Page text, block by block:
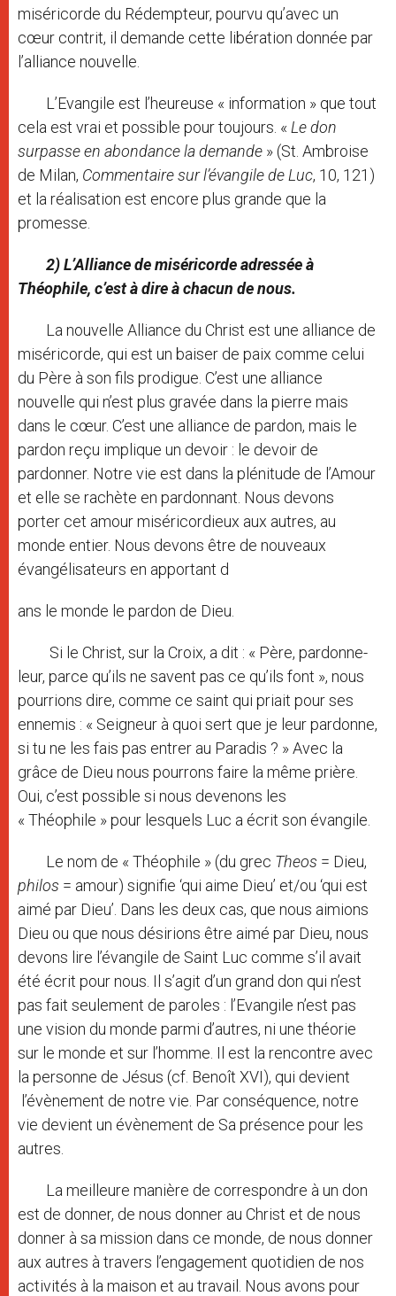
miséricorde du Rédempteur, pourvu qu’avec un
cœur contrit, il demande cette libération donnée par
l’alliance nouvelle.
L’Evangile est l’heureuse « information » que tout
cela est vrai et possible pour toujours. « Le don
surpasse en abondance la demande » (St. Ambroise
de Milan, Commentaire sur l’évangile de Luc, 10, 121)
et la réalisation est encore plus grande que la
promesse.
2) L’Alliance de miséricorde adressée à
Théophile, c’est à dire à chacun de nous.
La nouvelle Alliance du Christ est une alliance de
miséricorde, qui est un baiser de paix comme celui
du Père à son fils prodigue. C’est une alliance
nouvelle qui n’est plus gravée dans la pierre mais
dans le cœur. C’est une alliance de pardon, mais le
pardon reçu implique un devoir : le devoir de
pardonner. Notre vie est dans la plénitude de l’Amour
et elle se rachète en pardonnant. Nous devons
porter cet amour miséricordieux aux autres, au
monde entier. Nous devons être de nouveaux
évangélisateurs en apportant d
ans le monde le pardon de Dieu.
Si le Christ, sur la Croix, a dit : « Père, pardonne-
leur, parce qu’ils ne savent pas ce qu’ils font », nous
pourrions dire, comme ce saint qui priait pour ses
ennemis : « Seigneur à quoi sert que je leur pardonne,
si tu ne les fais pas entrer au Paradis ? » Avec la
grâce de Dieu nous pourrons faire la même prière.
Oui, c’est possible si nous devenons les
« Théophile » pour lesquels Luc a écrit son évangile.
Le nom de « Théophile » (du grec Theos = Dieu,
philos = amour) signifie ‘qui aime Dieu’ et/ou ‘qui est
aimé par Dieu’. Dans les deux cas, que nous aimions
Dieu ou que nous désirions être aimé par Dieu, nous
devons lire l’évangile de Saint Luc comme s’il avait
été écrit pour nous. Il s’agit d’un grand don qui n’est
pas fait seulement de paroles : l’Evangile n’est pas
une vision du monde parmi d’autres, ni une théorie
sur le monde et sur l’homme. Il est la rencontre avec
la personne de Jésus (cf. Benoît XVI), qui devient
l’évènement de notre vie. Par conséquence, notre
vie devient un évènement de Sa présence pour les
autres.
La meilleure manière de correspondre à un don
est de donner, de nous donner au Christ et de nous
donner à sa mission dans ce monde, de nous donner
aux autres à travers l’engagement quotidien de nos
activités à la maison et au travail. Nous avons pour